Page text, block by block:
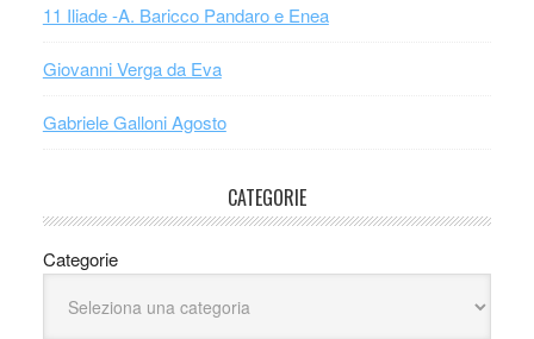
11 Iliade -A. Baricco Pandaro e Enea
Giovanni Verga da Eva
Gabriele Galloni Agosto
CATEGORIE
Categorie